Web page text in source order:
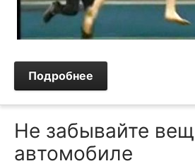
Подробнее
Не забывайте
автомобиле